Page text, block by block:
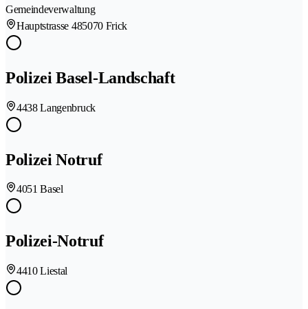
Gemeindeverwaltung
Hauptstrasse 485070 Frick
Polizei Basel-Landschaft
4438 Langenbruck
Polizei Notruf
4051 Basel
Polizei-Notruf
4410 Liestal